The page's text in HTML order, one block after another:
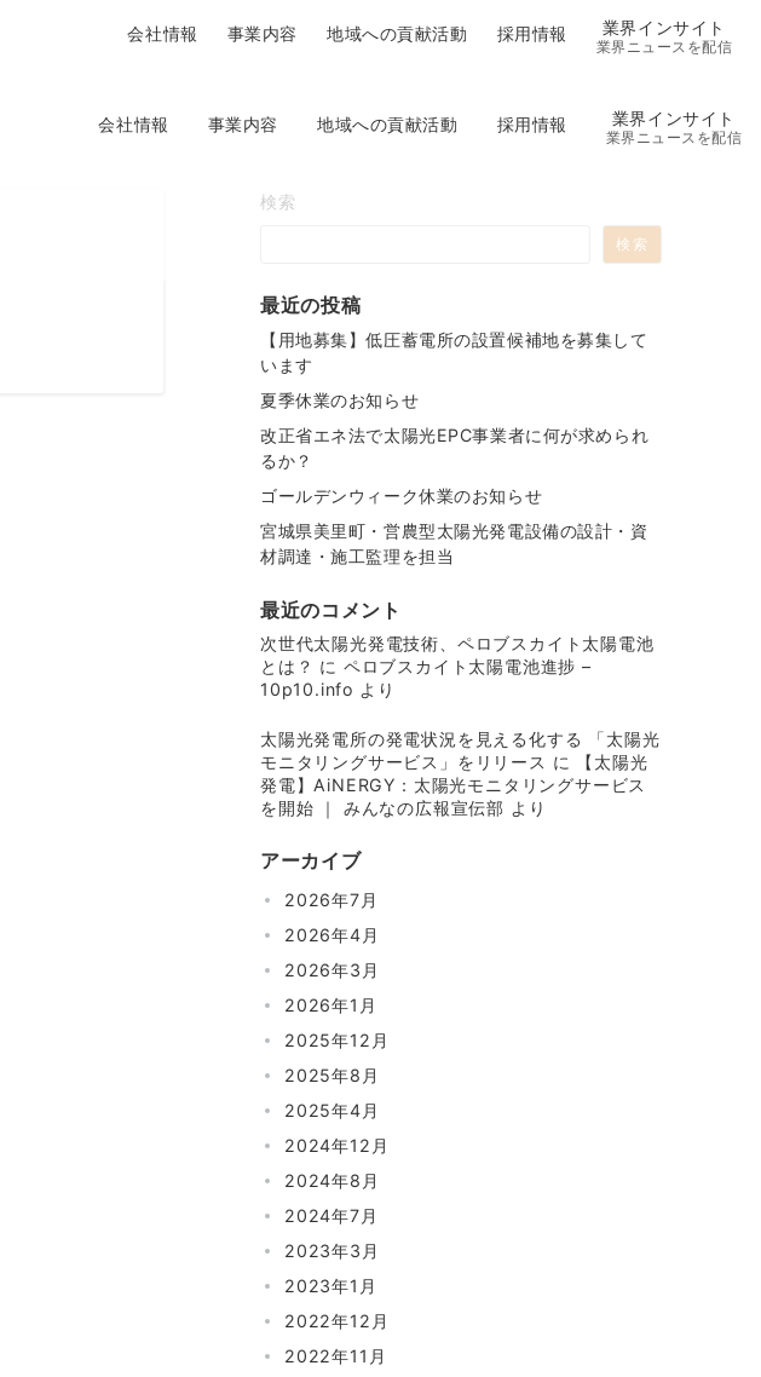
会社情報 事業内容 地域への貢献活動 採用情報 業界インサイト
業界ニュースを配信
会社情報 事業内容 地域への貢献活動 採用情報 業界インサイト
業界ニュースを配信
検索
検索
最近の投稿
【用地募集】低圧蓄電所の設置候補地を募集して
います
夏季休業のお知らせ
改正省エネ法で太陽光EPC事業者に何が求められ
るか？
ゴールデンウィーク休業のお知らせ
宮城県美里町・営農型太陽光発電設備の設計・資
材調達・施工監理を担当
最近のコメント
次世代太陽光発電技術、ペロブスカイト太陽電池
とは？ に ペロブスカイト太陽電池進捗 –
10p10.info より
太陽光発電所の発電状況を見える化する 「太陽光
モニタリングサービス」をリリース に
【太陽光
発電】AiNERGY：太陽光モニタリングサービス
を開始 ｜ みんなの広報宣伝部 より
アーカイブ
2026年7月
2026年4月
2026年3月
2026年1月
2025年12月
2025年8月
2025年4月
2024年12月
2024年8月
2024年7月
2023年3月
2023年1月
2022年12月
2022年11月